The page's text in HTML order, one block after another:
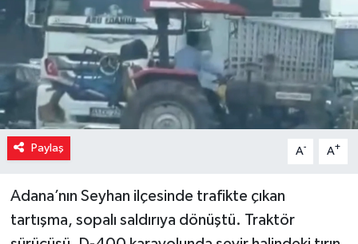
Paylaş A- A+
Adana’nın Seyhan ilçesinde trafikte çıkan
tartışma, sopalı saldırıya dönüştü. Traktör
Yaşam
Yerel Yönetimler
Yurttan